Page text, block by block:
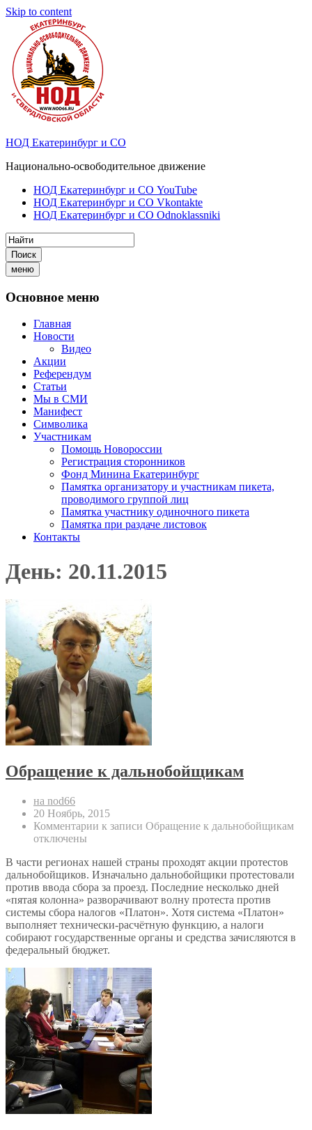
Skip to content
НОД Екатеринбург и СО
Национально-освободительное движение
НОД Екатеринбург и СО YouTube
НОД Екатеринбург и СО Vkontakte
НОД Екатеринбург и СО Odnoklassniki
Поиск
меню
Основное меню
Главная
Новости
Видео
Акции
Референдум
Статьи
Мы в СМИ
Манифест
Символика
Участникам
Помощь Новороссии
Регистрация сторонников
Фонд Минина Екатеринбург
Памятка организатору и участникам пикета,
проводимого группой лиц
Памятка участнику одиночного пикета
Памятка при раздаче листовок
Контакты
День: 20.11.2015
Обращение к дальнобойщикам
на nod66
20 Ноябрь, 2015
Комментарии к записи Обращение к дальнобойщикам
отключены
В части регионах нашей страны проходят акции протестов
дальнобойщиков. Изначально дальнобойщики протестовали
против ввода сбора за проезд. Последние несколько дней
«пятая колонна» разворачивают волну протеста против
системы сбора налогов «Платон». Хотя система «Платон»
выполняет технически-расчётную функцию, а налоги
собирают государственные органы и средства зачисляются в
федеральный бюджет.